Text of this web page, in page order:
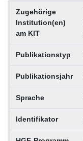
Zugehörige
Institution(en)
am KIT
Publikationstyp
Publikationsjahr
Sprache
Identifikator